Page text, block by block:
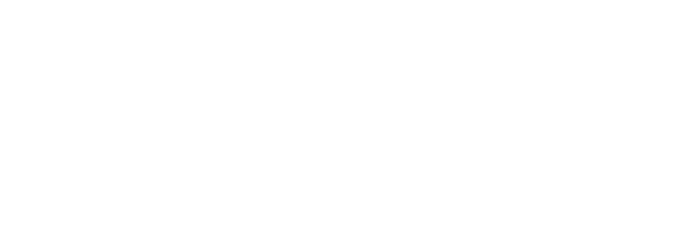
Сотрудник нашей компании подъедет на дом или в офис в течение 24 часов
данных.